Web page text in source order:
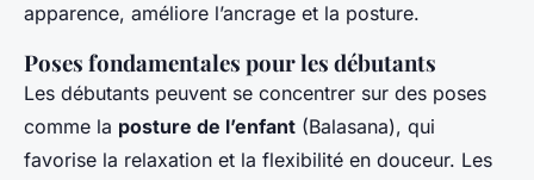
apparence, améliore l’ancrage et la posture.
Poses fondamentales pour les débutants
Les débutants peuvent se concentrer sur des poses
comme la posture de l’enfant (Balasana), qui
favorise la relaxation et la flexibilité en douceur. Les